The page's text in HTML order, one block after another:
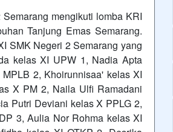
mengikuti lomba KRI
Tanjung Emas Semarang.
SMK Negeri 2 Semarang yang
kelas XI UPW 1, Nadia Apta
2, Khoirunnisaa' kelas XI
X PM 2, Naila Ulfi Ramadani
Putri Deviani kelas X PPLG 2,
3, Aulia Nor Rohma kelas XI